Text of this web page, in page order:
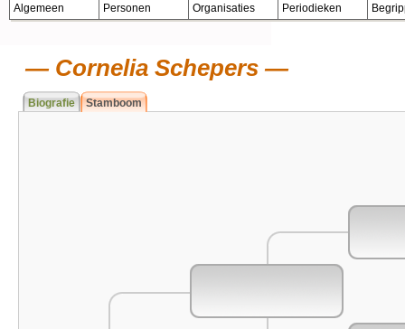
Algemeen Personen Organisaties Periodieken
Cornelia Schepers
Biografie Stamboom